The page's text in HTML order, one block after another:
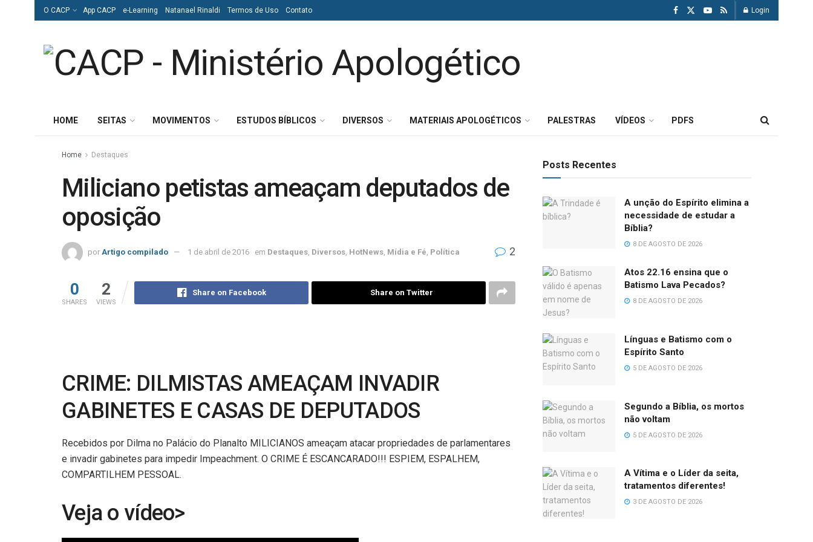
O CACP App CACP e-Learning Natanael Rinaldi Termos de Uso Contato Login
HOME SEITAS MOVIMENTOS ESTUDOS BÍBLICOS DIVERSOS MATERIAIS APOLOGÉTICOS PALESTRAS VÍDEOS PDFS
Home Destaques
Miliciano petistas ameaçam deputados de
oposição
por Artigo compilado 1 de abril de 2016 em Destaques Diversos HotNews Mídia e Fé Política 2
0
SHARES
2
VIEWS
Share on Facebook Share on Twitter
CRIME: DILMISTAS AMEAÇAM INVADIR
GABINETES E CASAS DE DEPUTADOS
Recebidos por Dilma no Palácio do Planalto MILICIANOS ameaçam atacar propriedades de parlamentares
e invadir gabinetes para impedir Impeachment. O CRIME É ESCANCARADO!!! ESPIEM, ESPALHEM,
COMPARTILHEM PESSOAL.
Veja o vídeo>
Posts Recentes
A unção do Espírito elimina a
necessidade de estudar a
Bíblia?
8 DE AGOSTO DE 2026
Atos 22.16 ensina que o
Batismo Lava Pecados?
8 DE AGOSTO DE 2026
Línguas e Batismo com o
Espírito Santo
5 DE AGOSTO DE 2026
Segundo a Bíblia, os mortos
não voltam
5 DE AGOSTO DE 2026
A Vítima e o Líder da seita,
tratamentos diferentes!
3 DE AGOSTO DE 2026